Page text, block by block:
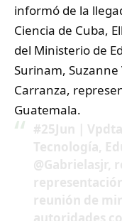
informó de la
Ciencia de Cuba,
del Ministerio de
Surinam, Suzanne
Carranza,
Guatemala.
#25Jun |
Tecnología,
@Gabrielasjr,
reunión de